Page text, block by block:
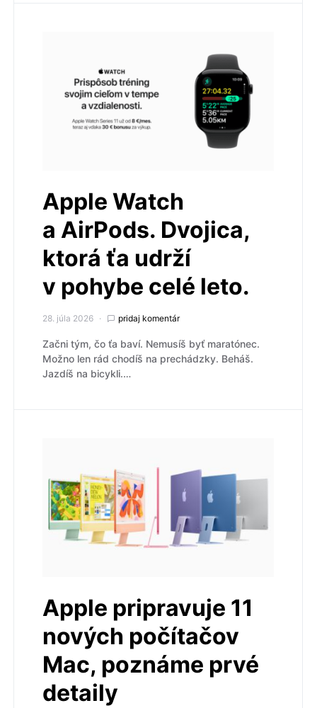
Apple Watch
a AirPods. Dvojica,
ktorá ťa udrží
v pohybe celé leto.
28. júla 2026 pridaj komentár
Začni tým, čo ťa baví. Nemusíš byť maratónec.
Možno len rád chodíš na prechádzky. Beháš.
Jazdíš na bicykli.…
Apple pripravuje 11
nových počítačov
Mac, poznáme prvé
detaily